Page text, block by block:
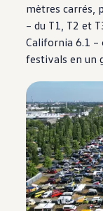
mètres carrés,
– du T1, T2 et
California 6.1
festivals en un